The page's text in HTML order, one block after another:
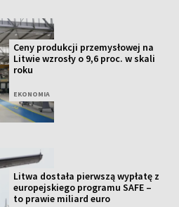
Ceny produkcji przemysłowej na
Litwie wzrosły o 9,6 proc. w skali
roku
EKONOMIA
Litwa dostała pierwszą wypłatę z
europejskiego programu SAFE –
to prawie miliard euro